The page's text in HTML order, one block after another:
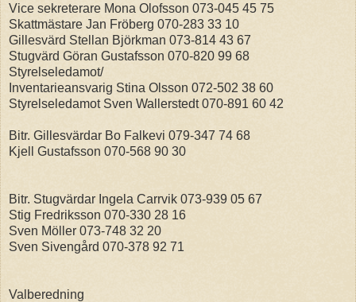
Vice sekreterare Mona Olofsson 073-045 45 75
Skattmästare Jan Fröberg 070-283 33 10
Gillesvärd Stellan Björkman 073-814 43 67
Stugvärd Göran Gustafsson 070-820 99 68
Styrelseledamot/
Inventarieansvarig Stina Olsson 072-502 38 60
Styrelseledamot Sven Wallerstedt 070-891 60 42
Bitr. Gillesvärdar Bo Falkevi 079-347 74 68
Kjell Gustafsson 070-568 90 30
Bitr. Stugvärdar Ingela Carrvik 073-939 05 67
Stig Fredriksson 070-330 28 16
Sven Möller 073-748 32 20
Sven Sivengård 070-378 92 71
Valberedning